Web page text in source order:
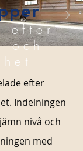
efter
och
efter
Indelningen
nivå och
med